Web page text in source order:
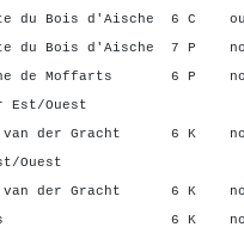
du Bois d'Aische 6 C
du Bois d'Aische 7 P
de Moffarts 6 P
Ouest
van der Gracht 6 K
Ouest
van der Gracht 6 K
Lievens 6 K